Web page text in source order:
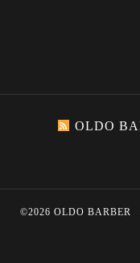
OLDO
©2026 OLDO BARBER